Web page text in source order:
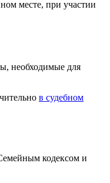
месте, при участии
необходимые для
в судебном
кодексом и